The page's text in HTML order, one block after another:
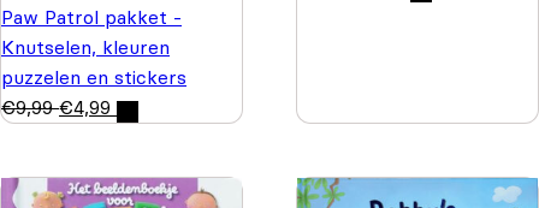
Paw Patrol pakket -
Knutselen, kleuren
puzzelen en stickers
€9,99 €4,99